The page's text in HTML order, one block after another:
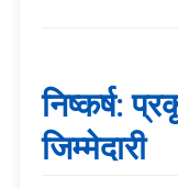
निष्कर्ष:
जिम्मेदारी